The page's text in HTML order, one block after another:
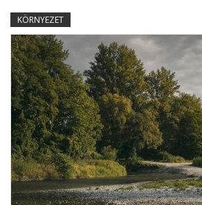
KÖRNYEZET